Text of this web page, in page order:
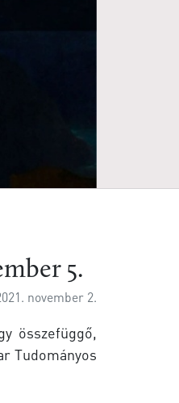
5.
november 2.
összefüggő,
Tudományos